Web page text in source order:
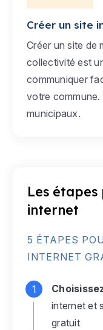
Créer un site
Créer un site de
collectivité est
communiquer
votre commune.
municipaux.
Les
internet
5 ÉTAPES
INTERNET
internet et
gratuit